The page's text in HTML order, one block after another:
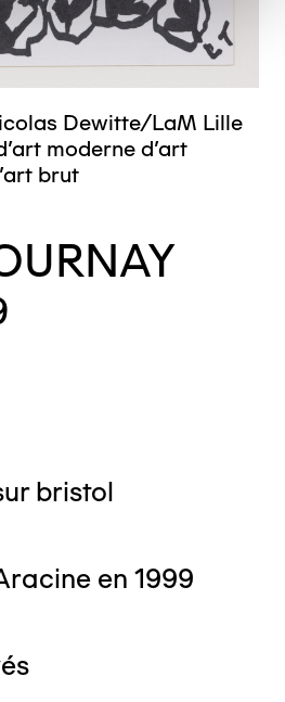
Dewitte/LaM Lille
moderne d’art
brut
bristol
en 1999